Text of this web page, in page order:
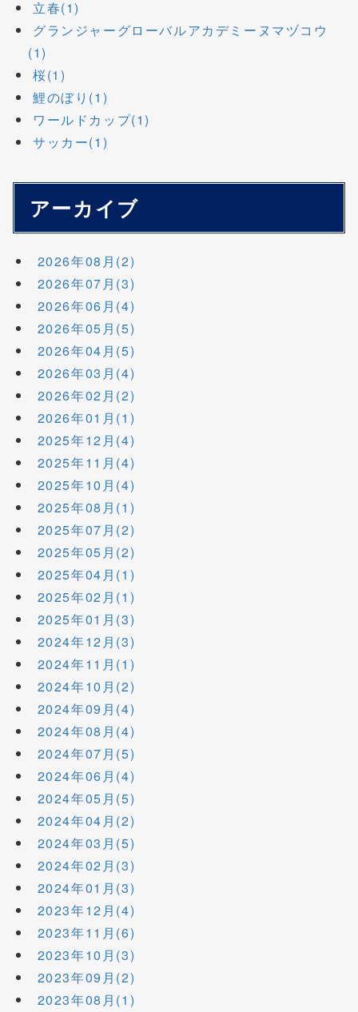
立春(1)
グランジャーグローバルアカデミーヌマヅコウ
(1)
桜(1)
鯉のぼり(1)
ワールドカップ(1)
サッカー(1)
アーカイブ
2026年08月(2)
2026年07月(3)
2026年06月(4)
2026年05月(5)
2026年04月(5)
2026年03月(4)
2026年02月(2)
2026年01月(1)
2025年12月(4)
2025年11月(4)
2025年10月(4)
2025年08月(1)
2025年07月(2)
2025年05月(2)
2025年04月(1)
2025年02月(1)
2025年01月(3)
2024年12月(3)
2024年11月(1)
2024年10月(2)
2024年09月(4)
2024年08月(4)
2024年07月(5)
2024年06月(4)
2024年05月(5)
2024年04月(2)
2024年03月(5)
2024年02月(3)
2024年01月(3)
2023年12月(4)
2023年11月(6)
2023年10月(3)
2023年09月(2)
2023年08月(1)